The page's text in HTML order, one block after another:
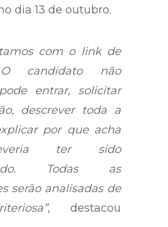
dia 13 de outubro.
com o link de
candidato não
entrar, solicitar
descrever toda a
por que acha
ter sido
Todas as
serão analisadas de
, destacou